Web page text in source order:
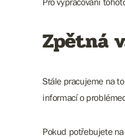
Zpětná
Stále pracujeme na
informací o
Pokud potřebujete